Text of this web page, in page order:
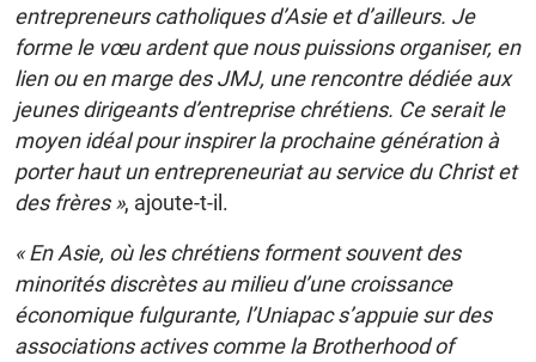
entrepreneurs catholiques d’Asie et d’ailleurs. Je
forme le vœu ardent que nous puissions organiser, en
lien ou en marge des JMJ, une rencontre dédiée aux
jeunes dirigeants d’entreprise chrétiens. Ce serait le
moyen idéal pour inspirer la prochaine génération à
porter haut un entrepreneuriat au service du Christ et
des frères », ajoute-t-il.
« En Asie, où les chrétiens forment souvent des
minorités discrètes au milieu d’une croissance
économique fulgurante, l’Uniapac s’appuie sur des
associations actives comme la Brotherhood of